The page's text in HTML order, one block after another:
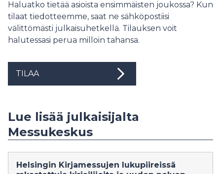
Haluatko tietää asioista ensimmäisten joukossa? Kun
tilaat tiedotteemme, saat ne sähköpostiisi
välittömästi julkaisuhetkellä. Tilauksen voit
halutessasi perua milloin tahansa.
TILAA
Lue lisää julkaisijalta
Messukeskus
Helsingin Kirjamessujen lukupiireissä